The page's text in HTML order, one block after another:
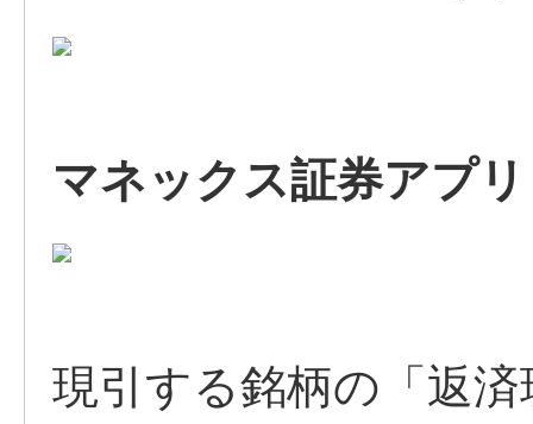
マネックス証券アプリ
現引する銘柄の「返